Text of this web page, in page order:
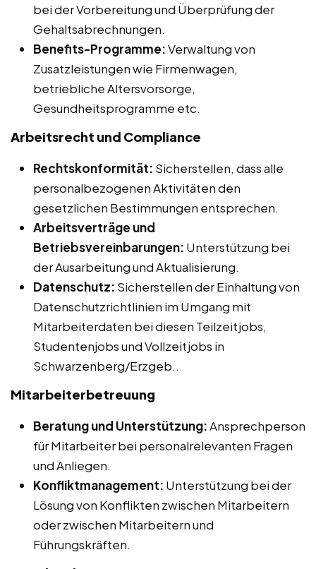
bei der Vorbereitung und Überprüfung der
Gehaltsabrechnungen.
Benefits-Programme:Verwaltung von
Zusatzleistungen wie Firmenwagen,
betriebliche Altersvorsorge,
Gesundheitsprogramme etc.
Arbeitsrecht und Compliance
Rechtskonformität: Sicherstellen, dass alle
personalbezogenen Aktivitäten den
gesetzlichen Bestimmungen entsprechen.
Arbeitsverträge und
Betriebsvereinbarungen: Unterstützung bei
der Ausarbeitung und Aktualisierung.
Datenschutz: Sicherstellen der Einhaltung von
Datenschutzrichtlinien im Umgang mit
Mitarbeiterdaten bei diesen Teilzeitjobs,
Studentenjobs und Vollzeitjobs in
Schwarzenberg/Erzgeb..
Mitarbeiterbetreuung
Beratung und Unterstützung:Ansprechperson
für Mitarbeiter bei personalrelevanten Fragen
und Anliegen.
Konfliktmanagement: Unterstützung bei der
Lösung von Konflikten zwischen Mitarbeitern
oder zwischen Mitarbeitern und
Führungskräften.